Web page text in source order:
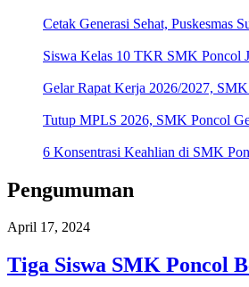
Cetak Generasi Sehat, Puskesmas
Siswa Kelas 10 TKR SMK Poncol
Gelar Rapat Kerja 2026/2027,
Tutup MPLS 2026, SMK Poncol
6 Konsentrasi Keahlian di SMK
Pengumuman
April 17, 2024
Tiga Siswa SMK Poncol